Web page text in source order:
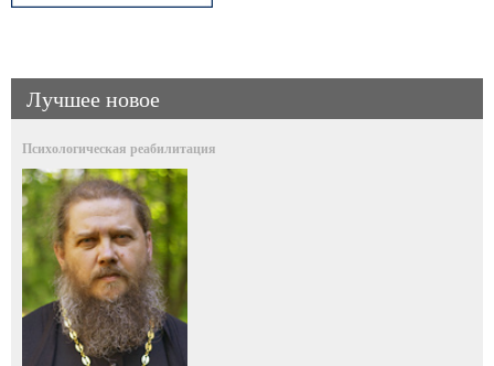
Лучшее новое
Психологическая реабилитация